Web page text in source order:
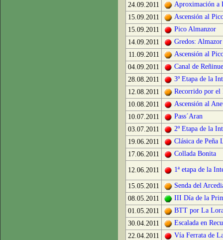
24.09.2011
Aproximación a
15.09.2011
Ascensión al
15.09.2011
Pico Almanzor
14.09.2011
Gredos:
11.09.2011
Ascensión al
04.09.2011
Canal de
28.08.2011
3º Etapa de la
12.08.2011
Recorrido por el
10.08.2011
Ascensión al
10.07.2011
Pass´Aran
03.07.2011
2º Etapa de la
19.06.2011
Clásica de Peña
17.06.2011
Collada Bonita
12.06.2011 1ª etapa de la
15.05.2011
Senda del
08.05.2011
III Día de la
01.05.2011
BTT por La
30.04.2011
Escalada en
22.04.2011
Vía Ferrata de